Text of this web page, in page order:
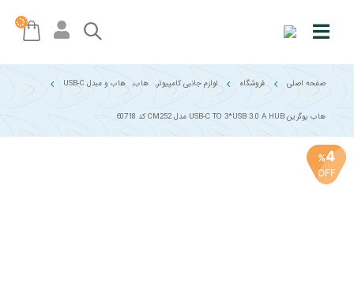
صفحه اصلی فروشگاه لوازم جانبی کامپیوتر, هاب, هاب و مبدل USB-C
هاب یوگرین USB-C TO 3*USB 3.0 A HUB مدل CM252 کد 60718
4
%
OFF